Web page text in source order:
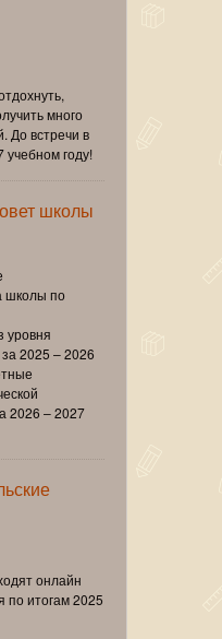
много
До встречи в
году!
школы
школы по
уровня
2025 – 2026
2026 – 2027
онлайн
по итогам 2025